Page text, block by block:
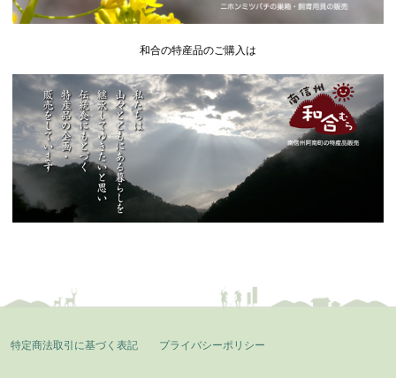
和合の特産品のご購入は
特定商法取引に基づく表記 プライバシーポリシー